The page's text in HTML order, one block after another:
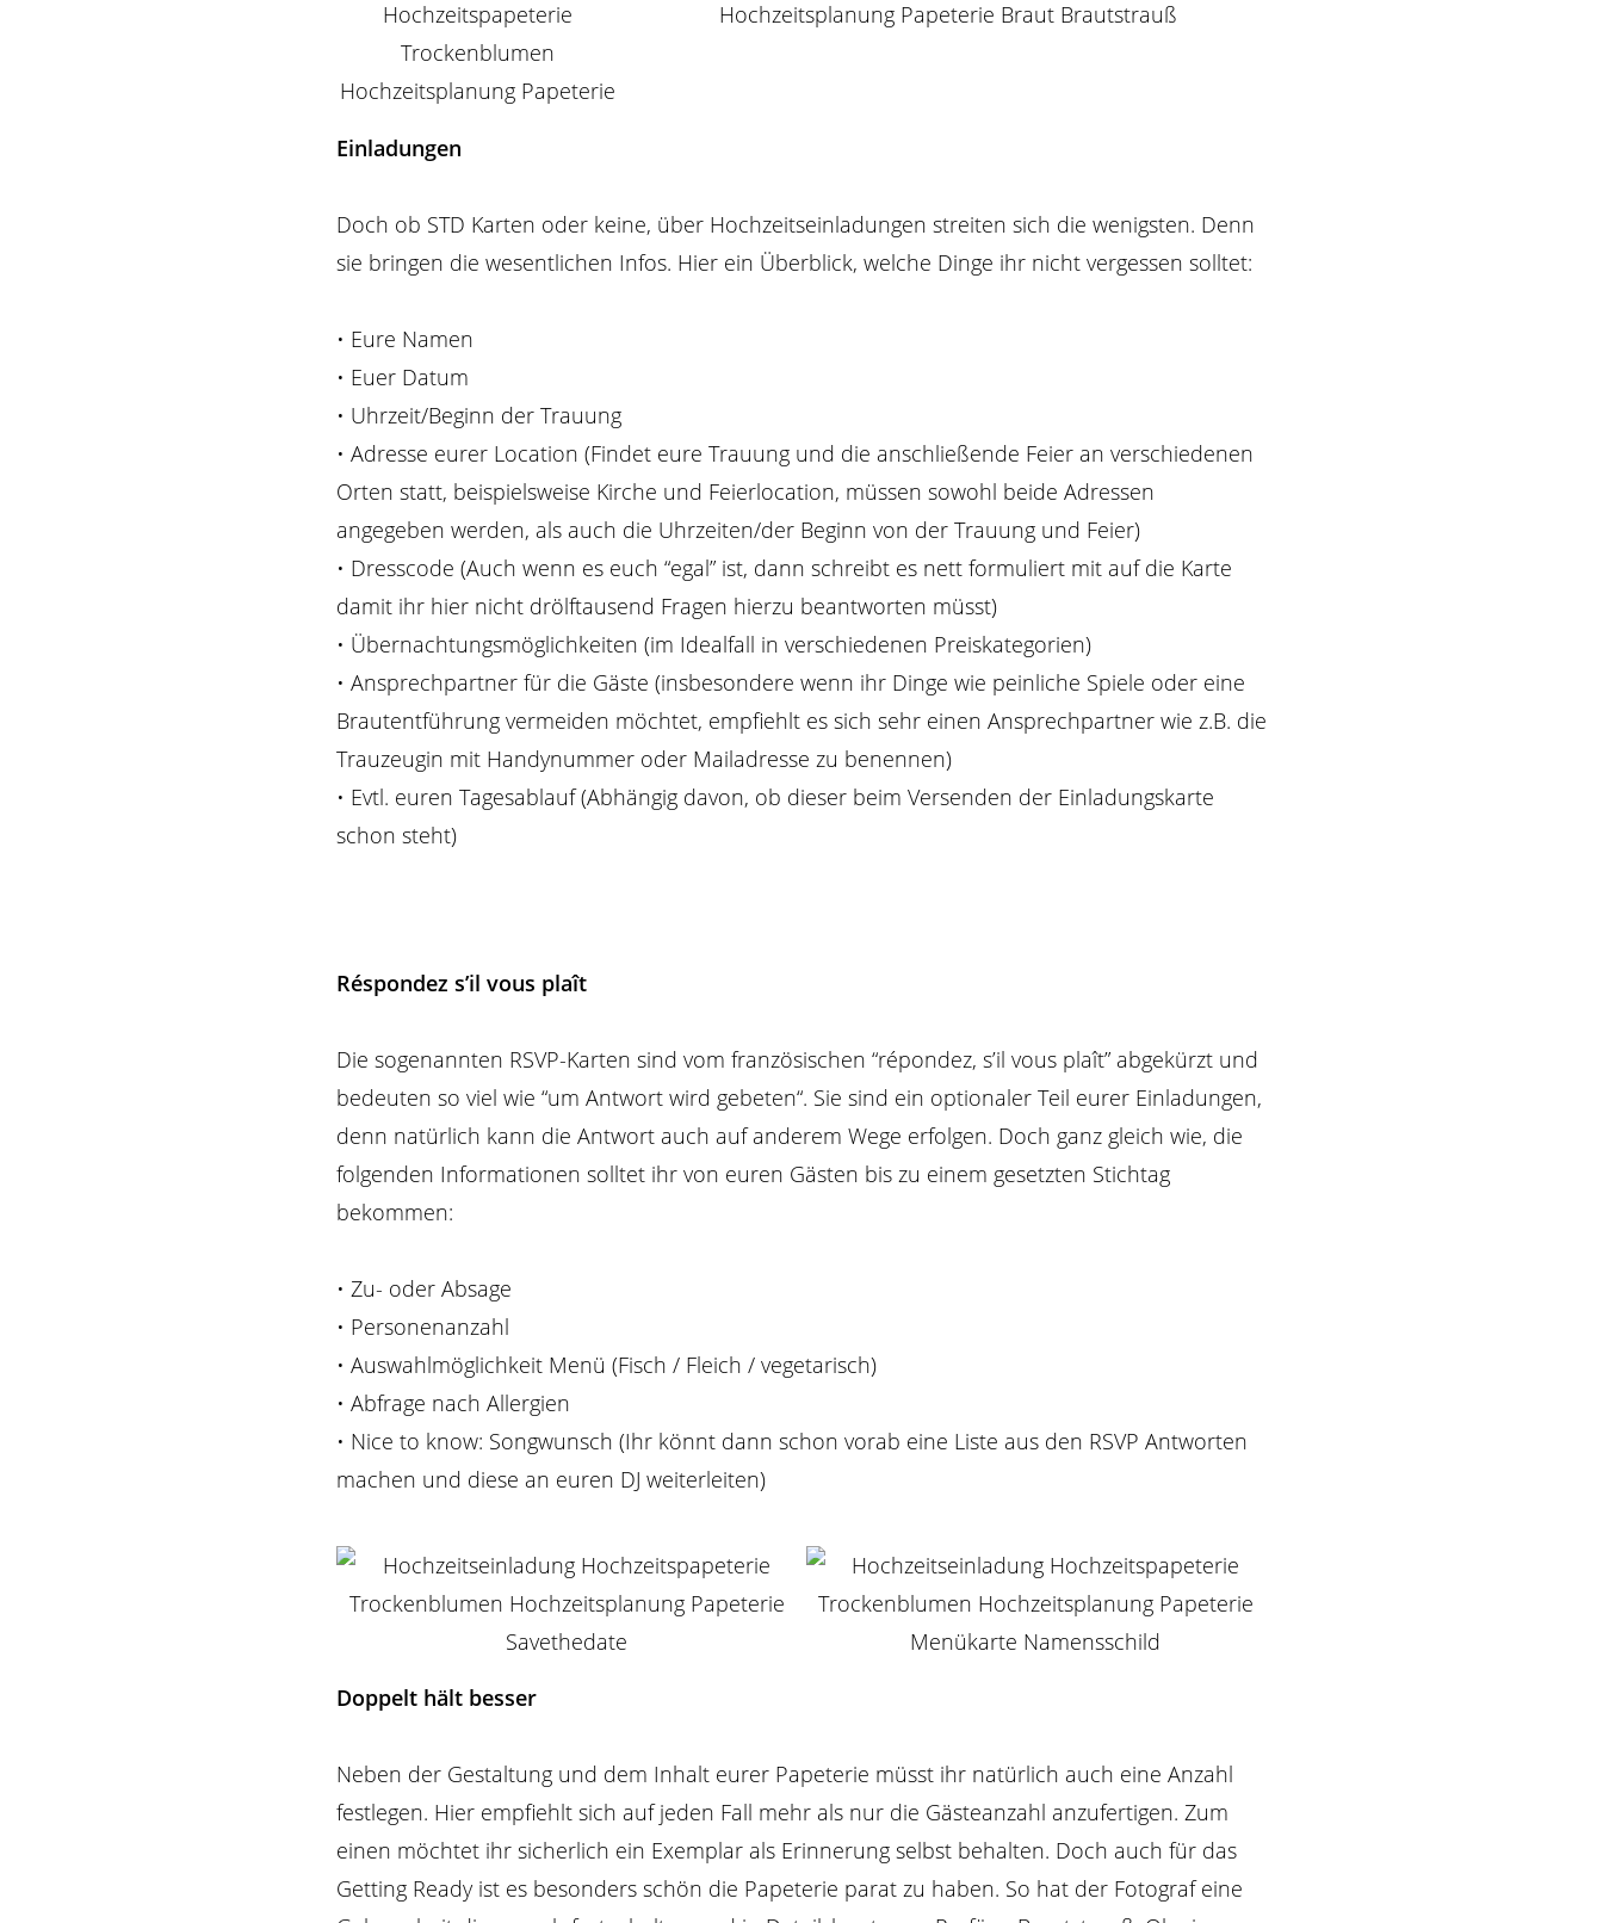
Einladungen
Doch ob STD Karten oder keine, über Hochzeitseinladungen streiten sich die wenigsten. Denn
sie bringen die wesentlichen Infos. Hier ein Überblick, welche Dinge ihr nicht vergessen solltet:
• Eure Namen
• Euer Datum
• Uhrzeit/Beginn der Trauung
• Adresse eurer Location (Findet eure Trauung und die anschließende Feier an verschiedenen
Orten statt, beispielsweise Kirche und Feierlocation, müssen sowohl beide Adressen
angegeben werden, als auch die Uhrzeiten/der Beginn von der Trauung und Feier)
• Dresscode (Auch wenn es euch “egal” ist, dann schreibt es nett formuliert mit auf die Karte
damit ihr hier nicht drölftausend Fragen hierzu beantworten müsst)
• Übernachtungsmöglichkeiten (im Idealfall in verschiedenen Preiskategorien)
• Ansprechpartner für die Gäste (insbesondere wenn ihr Dinge wie peinliche Spiele oder eine
Brautentführung vermeiden möchtet, empfiehlt es sich sehr einen Ansprechpartner wie z.B. die
Trauzeugin mit Handynummer oder Mailadresse zu benennen)
• Evtl. euren Tagesablauf (Abhängig davon, ob dieser beim Versenden der Einladungskarte
schon steht)
Réspondez s’il vous plaît
Die sogenannten RSVP-Karten sind vom französischen “répondez, s’il vous plaît” abgekürzt und
bedeuten so viel wie “um Antwort wird gebeten“. Sie sind ein optionaler Teil eurer Einladungen,
denn natürlich kann die Antwort auch auf anderem Wege erfolgen. Doch ganz gleich wie, die
folgenden Informationen solltet ihr von euren Gästen bis zu einem gesetzten Stichtag
bekommen:
• Zu- oder Absage
• Personenanzahl
• Auswahlmöglichkeit Menü (Fisch / Fleich / vegetarisch)
• Abfrage nach Allergien
• Nice to know: Songwunsch (Ihr könnt dann schon vorab eine Liste aus den RSVP Antworten
machen und diese an euren DJ weiterleiten)
Doppelt hält besser
Neben der Gestaltung und dem Inhalt eurer Papeterie müsst ihr natürlich auch eine Anzahl
festlegen. Hier empfiehlt sich auf jeden Fall mehr als nur die Gästeanzahl anzufertigen. Zum
einen möchtet ihr sicherlich ein Exemplar als Erinnerung selbst behalten. Doch auch für das
Getting Ready ist es besonders schön die Papeterie parat zu haben. So hat der Fotograf eine